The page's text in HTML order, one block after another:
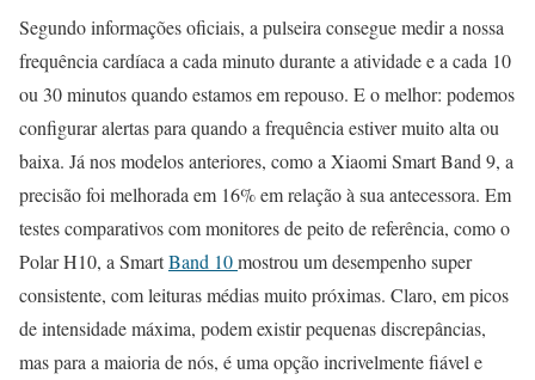
Segundo informações oficiais, a pulseira consegue medir a nossa
frequência cardíaca a cada minuto durante a atividade e a cada 10
ou 30 minutos quando estamos em repouso. E o melhor: podemos
configurar alertas para quando a frequência estiver muito alta ou
baixa. Já nos modelos anteriores, como a Xiaomi Smart Band 9, a
precisão foi melhorada em 16% em relação à sua antecessora. Em
testes comparativos com monitores de peito de referência, como o
Polar H10, a SmartBand 10mostrou um desempenho super
consistente, com leituras médias muito próximas. Claro, em picos
de intensidade máxima, podem existir pequenas discrepâncias,
mas para a maioria de nós, é uma opção incrivelmente fiável e